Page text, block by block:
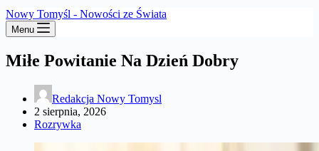
Nowy Tomyśl - Nowości ze Świata
Menu
Miłe Powitanie Na Dzień Dobry
Redakcja Nowy Tomysl
2 sierpnia, 2026
Rozrywka